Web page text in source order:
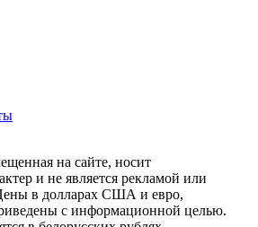
на сайте, носит
и не является рекламой или
в долларах США и евро,
с информационной целью.